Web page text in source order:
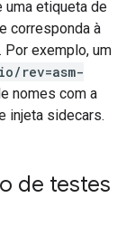
uma etiqueta de
corresponda à
exemplo, um
rev=asm-
nomes com a
injeta sidecars.
de testes